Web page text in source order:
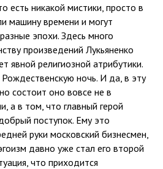
есть никакой мистики, просто в
машину времени и могут
эпохи. Здесь много
произведений Лукьяненко
явной религиозной атрибутики.
ночь. И да, в эту
состоит оно вовсе не в
а в том, что главный герой
поступок. Ему это
руки московский бизнесмен,
давно уже стал его второй
что приходится